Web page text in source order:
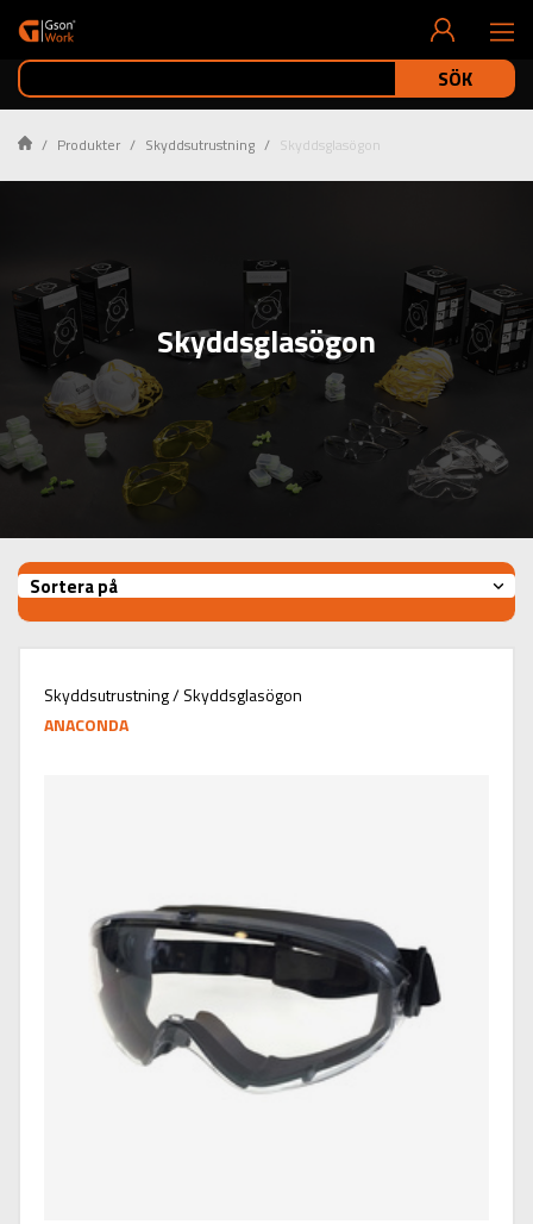
SÖK
Produkter Skyddsutrustning Skyddsglasögon
Skyddsglasögon
Sortera på
Skyddsutrustning / Skyddsglasögon
ANACONDA